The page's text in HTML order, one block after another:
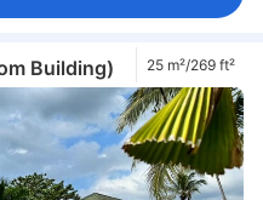
Building) 25 m²/269 ft²